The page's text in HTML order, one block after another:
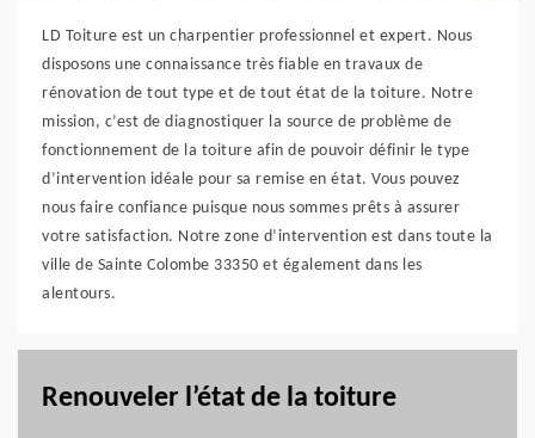
LD Toiture est un charpentier professionnel et expert. Nous
disposons une connaissance très fiable en travaux de
rénovation de tout type et de tout état de la toiture. Notre
mission, c’est de diagnostiquer la source de problème de
fonctionnement de la toiture afin de pouvoir définir le type
d’intervention idéale pour sa remise en état. Vous pouvez
nous faire confiance puisque nous sommes prêts à assurer
votre satisfaction. Notre zone d’intervention est dans toute la
ville de Sainte Colombe 33350 et également dans les
alentours.
Renouveler l’état de la toiture